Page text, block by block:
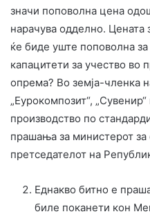
значи поповолна цена
нарачува одделно. Цената
ќе биде уште поповолна
капацитети за учество во
опрема? Во земја-членка
„Еурокомпозит“,
производство по
прашања за министерот
претседателот на
Еднакво битно е
биле поканети кон